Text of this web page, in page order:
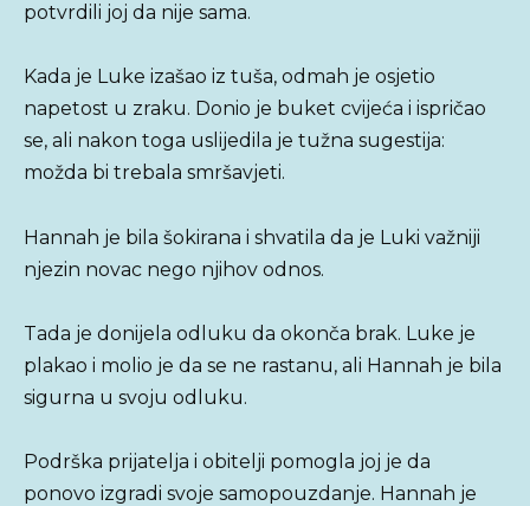
potvrdili joj da nije sama.
Kada je Luke izašao iz tuša, odmah je osjetio
napetost u zraku. Donio je buket cvijeća i ispričao
se, ali nakon toga uslijedila je tužna sugestija:
možda bi trebala smršavjeti.
Hannah je bila šokirana i shvatila da je Luki važniji
njezin novac nego njihov odnos.
Tada je donijela odluku da okonča brak. Luke je
plakao i molio je da se ne rastanu, ali Hannah je bila
sigurna u svoju odluku.
Podrška prijatelja i obitelji pomogla joj je da
ponovo izgradi svoje samopouzdanje. Hannah je